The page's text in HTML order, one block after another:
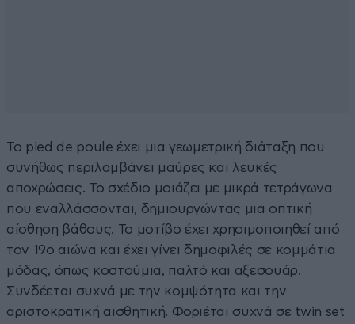
Το pied de poule έχει μια γεωμετρική διάταξη που
συνήθως περιλαμβάνει μαύρες και λευκές
αποχρώσεις. Το σχέδιο μοιάζει με μικρά τετράγωνα
που εναλλάσσονται, δημιουργώντας μια οπτική
αίσθηση βάθους. Το μοτίβο έχει χρησιμοποιηθεί από
τον 19ο αιώνα και έχει γίνει δημοφιλές σε κομμάτια
μόδας, όπως κοστούμια, παλτό και αξεσουάρ.
Συνδέεται συχνά με την κομψότητα και την
αριστοκρατική αισθητική. Φοριέται συχνά σε twin set